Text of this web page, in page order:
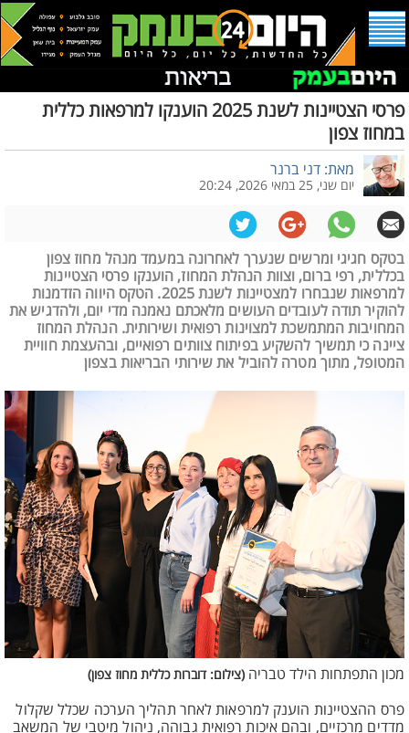
פרסי הצטיינות לשנת 2025 הוענקו למרפאות כללית
במחוז צפון
מאת: דני ברנר
יום שני, 25 במאי 2026, 20:24
בטקס חגיגי ומרשים שנערך לאחרונה במעמד מנהל מחוז צפון
בכללית, רפי ברום, וצוות הנהלת המחוז, הוענקו פרסי הצטיינות
למרפאות שנבחרו למצטיינות לשנת 2025. הטקס היווה הזדמנות
להוקיר תודה לעובדים העושים מלאכתם נאמנה מדי יום, ולהדגיש את
המחויבות המתמשכת למצוינות רפואית ושירותית. הנהלת המחוז
ציינה כי תמשיך להשקיע בפיתוח צוותים רפואיים, ובהעצמת חוויית
המטופל, מתוך מטרה להוביל את שירותי הבריאות בצפון
מכון התפתחות הילד טבריה (צילום: דוברות כללית מחוז צפון)
פרס ההצטיינות הוענק למרפאות לאחר תהליך הערכה שכלל שקלול
מדדים מרכזיים, ובהם איכות רפואית גבוהה, ניהול מיטבי של המשאב